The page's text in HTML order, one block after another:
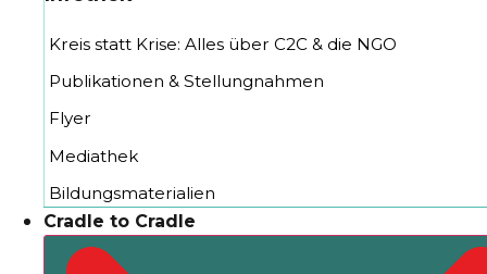
Kreis statt Krise: Alles über C2C & die NGO
Publikationen & Stellungnahmen
Flyer
Mediathek
Bildungsmaterialien
Cradle to Cradle